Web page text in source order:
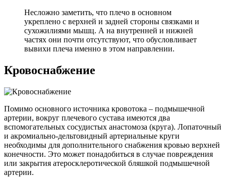
Несложно заметить, что плечо в основном
укреплено с верхней и задней стороны связками и
сухожилиями мышц. А на внутренней и нижней
частях они почти отсутствуют, что обусловливает
вывихи плеча именно в этом направлении.
Кровоснабжение
Помимо основного источника кровотока – подмышечной
артерии, вокруг плечевого сустава имеются два
вспомогательных сосудистых анастомоза (круга). Лопаточный
и акромиально-дельтовидный артериальные круги
необходимы для дополнительного снабжения кровью верхней
конечности. Это может понадобиться в случае повреждения
или закрытия атеросклеротической бляшкой подмышечной
артерии.